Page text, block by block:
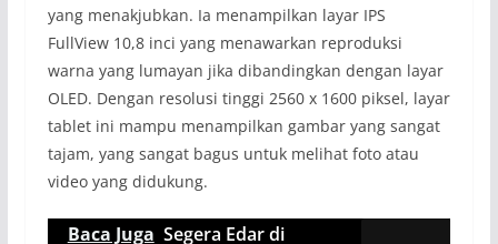
yang menakjubkan. Ia menampilkan layar IPS
FullView 10,8 inci yang menawarkan reproduksi
warna yang lumayan jika dibandingkan dengan layar
OLED. Dengan resolusi tinggi 2560 x 1600 piksel, layar
tablet ini mampu menampilkan gambar yang sangat
tajam, yang sangat bagus untuk melihat foto atau
video yang didukung.
Baca Juga Segera Edar di